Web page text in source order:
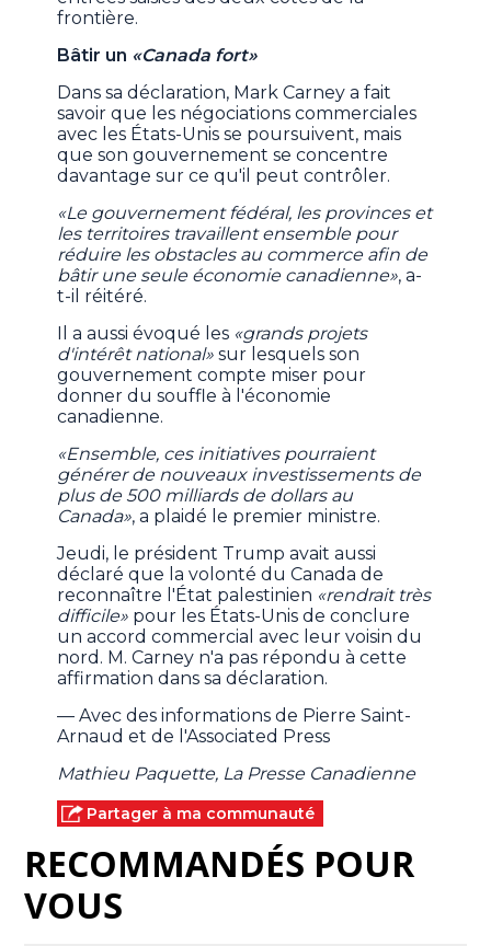
frontière.
Bâtir un «Canada fort»
Dans sa déclaration, Mark Carney a fait
savoir que les négociations commerciales
avec les États-Unis se poursuivent, mais
que son gouvernement se concentre
davantage sur ce qu'il peut contrôler.
«Le gouvernement fédéral, les provinces et
les territoires travaillent ensemble pour
réduire les obstacles au commerce afin de
bâtir une seule économie canadienne», a-
t-il réitéré.
Il a aussi évoqué les «grands projets
d'intérêt national»sur lesquels son
gouvernement compte miser pour
donner du souffle à l'économie
canadienne.
«Ensemble, ces initiatives pourraient
générer de nouveaux investissements de
plus de 500 milliards de dollars au
Canada», a plaidé le premier ministre.
Jeudi, le président Trump avait aussi
déclaré que la volonté du Canada de
reconnaître l'État palestinien «rendrait très
difficile» pour les États-Unis de conclure
un accord commercial avec leur voisin du
nord. M. Carney n'a pas répondu à cette
affirmation dans sa déclaration.
— Avec des informations de Pierre Saint-
Arnaud et de l'Associated Press
Mathieu Paquette, La Presse Canadienne
Partager à ma communauté
RECOMMANDÉS POUR
VOUS